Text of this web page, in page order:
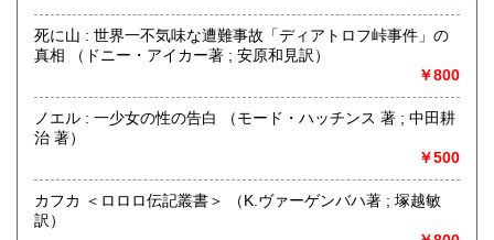
覧ください)
定休日：なし
書籍の買取について
内容によりますが全国出張いたします
古書一般（その他）
死に山 : 世界一不気味な遭難事故「ディアトロフ峠事件」の
真相 （ドニー・アイカー著 ; 安原和見訳）
￥800
ノエル : 一少女の性の告白 （モード・ハッチンス 著 ; 中田耕
治 著）
￥500
カフカ ＜ロロロ伝記叢書＞ （K.ヴァーゲンバハ著 ; 塚越敏
訳）